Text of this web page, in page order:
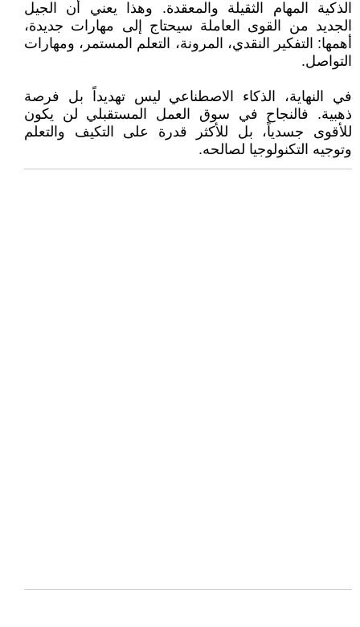
الذكية المهام الثقيلة والمعقدة. وهذا يعني أن الجيل
الجديد من القوى العاملة سيحتاج إلى مهارات جديدة،
أهمها: التفكير النقدي، المرونة، التعلم المستمر، ومهارات
التواصل.
في النهاية، الذكاء الاصطناعي ليس تهديداً بل فرصة
ذهبية. فالنجاح في سوق العمل المستقبلي لن يكون
للأقوى جسدياً، بل للأكثر قدرة على التكيف والتعلم
وتوجيه التكنولوجيا لصالحه.